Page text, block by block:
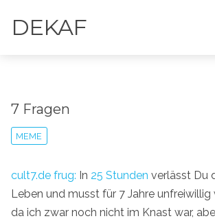
DEKAF
7 Fragen
MEME
cult7.de frug: In 25 Stunden verlässt Du
Leben und musst für 7 Jahre
da ich zwar noch nicht im Knast war,